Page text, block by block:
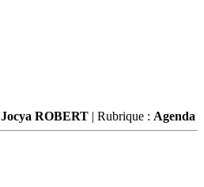
Jocya ROBERT | Rubrique : Agenda